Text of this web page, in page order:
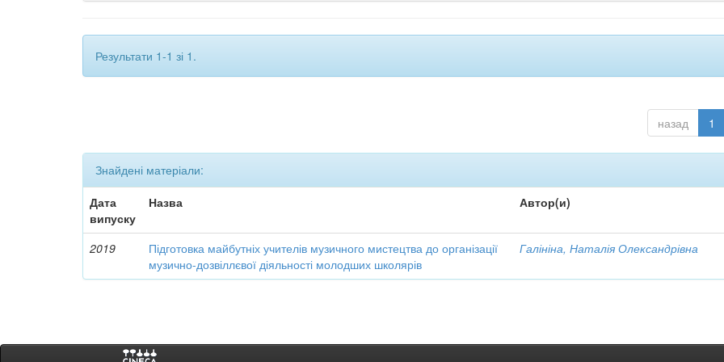
Результати 1-1 зі 1.
назад 1
Знайдені матеріали:
Дата
випуску
Назва Автор(и)
2019
Підготовка майбутніх учителів музичного мистецтва до організації
музично-дозвіллєвої діяльності молодших школярів
Галініна, Наталія Олександрівна